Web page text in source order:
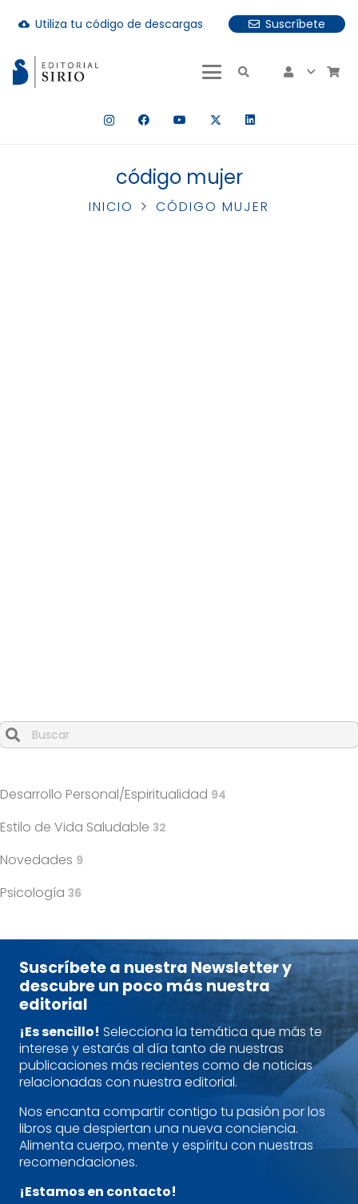
cloud_download Utiliza tu código de descargas
Suscríbete
hay resultados autocompletados, puedes utilizar las
código mujer
INICIO CÓDIGO MUJER
Desarrollo Personal/Espiritualidad 94
Estilo de Vida Saludable 32
Novedades 9
Psicología 36
Suscríbete a nuestra Newsletter y
descubre un poco más nuestra
editorial
¡Es sencillo! Selecciona la temática que más te
interese y estarás al día tanto de nuestras
publicaciones más recientes como de noticias
relacionadas con nuestra editorial.
Nos encanta compartir contigo tu pasión por los
libros que despiertan una nueva conciencia.
Alimenta cuerpo, mente y espíritu con nuestras
recomendaciones.
¡Estamos en contacto!